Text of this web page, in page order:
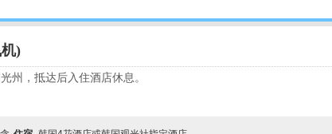
)
州，抵达后入住酒店休息。